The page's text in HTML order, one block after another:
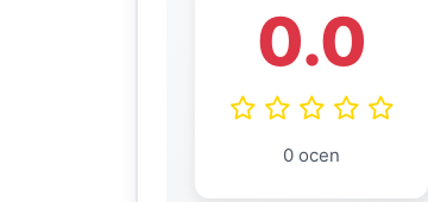
0.0
0 ocen